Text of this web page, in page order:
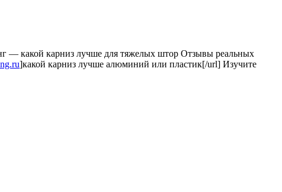
— какой карниз лучше для тяжелых штор Отзывы реальных
]какой карниз лучше алюминий или пластик[/url] Изучите